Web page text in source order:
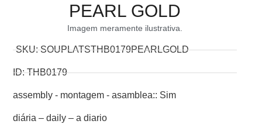
PEARL GOLD
Imagem meramente ilustrativa.
SKU: SOUPLATSTHB0179PEARLGOLD
ID: THB0179
assembly - montagem - asamblea:: Sim
diária – daily – a diario